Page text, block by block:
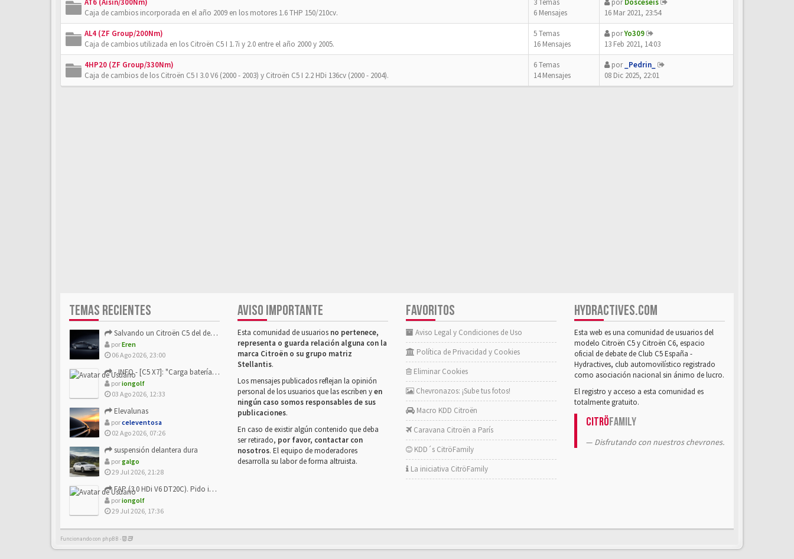
AT6 (Aisin/300Nm)
Caja de cambios incorporada en el año 2009 en los motores 1.6 THP 150/210cv.
3 Temas
6 Mensajes
porDosceseis
16 Mar 2021, 23:54
AL4 (ZF Group/200Nm)
Caja de cambios utilizada en los Citroën C5 I 1.7i y 2.0 entre el año 2000 y 2005.
5 Temas
16 Mensajes
porYo309
13 Feb 2021, 14:03
4HP20 (ZF Group/330Nm)
Caja de cambios de los Citroën C5 I 3.0 V6 (2000 - 2003) y Citroën C5 I 2.2 HDi 136cv (2000 - 2004).
6 Temas
14 Mensajes
por _Pedrin_
08 Dic 2025, 22:01
TEMAS RECIENTES
Salvando un Citroën C5 del desguace: Presentación y seguimiento
porEren
06 Ago 2026, 23:00
- INFO - [C5 X7]: "Carga batería o alimentación eléctri...
poriongolf
03 Ago 2026, 12:33
Elevalunas
porceleventosa
02 Ago 2026, 07:26
suspensión delantera dura
porgalgo
29 Jul 2026, 21:28
FAP (3.0 HDi V6 DT20C). Pido info sobre su sustitución
poriongolf
29 Jul 2026, 17:36
AVISO IMPORTANTE
Esta comunidad de usuarios no pertenece,
representa o guarda relación alguna con la
marca Citroën o su grupo matriz
Stellantis.
Los mensajes publicados reflejan la opinión
personal de los usuarios que las escriben yen
ningún caso somos responsables de sus
publicaciones.
En caso de existir algún contenido que deba
ser retirado, por favor, contactar con
nosotros. El equipo de moderadores
desarrolla su labor de forma altruista.
FAVORITOS
Aviso Legal y Condiciones de Uso
Política de Privacidad y Cookies
Eliminar Cookies
Chevronazos: ¡Sube tus fotos!
Macro KDD Citroën
Caravana Citroën a París
KDD´s CitröFamily
La iniciativa CitröFamily
HYDRACTIVES.COM
Esta web es una comunidad de usuarios del
modelo Citroën C5 y Citroën C6, espacio
oficial de debate de Club C5 España -
Hydractives, club automovilístico registrado
como asociación nacional sin ánimo de lucro.
El registro y acceso a esta comunidad es
totalmente gratuito.
CitröFamily
Disfrutando con nuestros chevrones.
Funcionando con phpBB -